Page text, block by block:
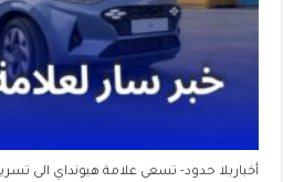
أخباربلا حدود- تسعى علامة هيونداي الى